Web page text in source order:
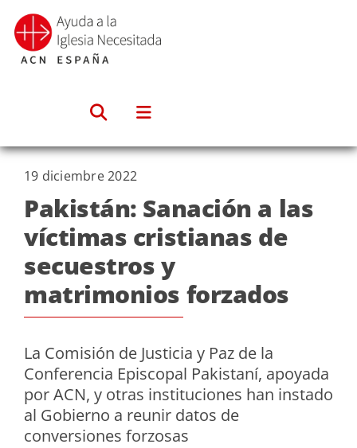
Saltar
contenido
19 diciembre 2022
Pakistán: Sanación a las
víctimas cristianas de
secuestros y
matrimonios forzados
La Comisión de Justicia y Paz de la
Conferencia Episcopal Pakistaní, apoyada
por ACN, y otras instituciones han instado
al Gobierno a reunir datos de
conversiones forzosas